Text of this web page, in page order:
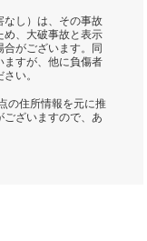
なし）は、その事故
め、大破事故と表示
がございます。同
ますが、他に負傷者
い。
の住所情報を元に推
ございますので、あ